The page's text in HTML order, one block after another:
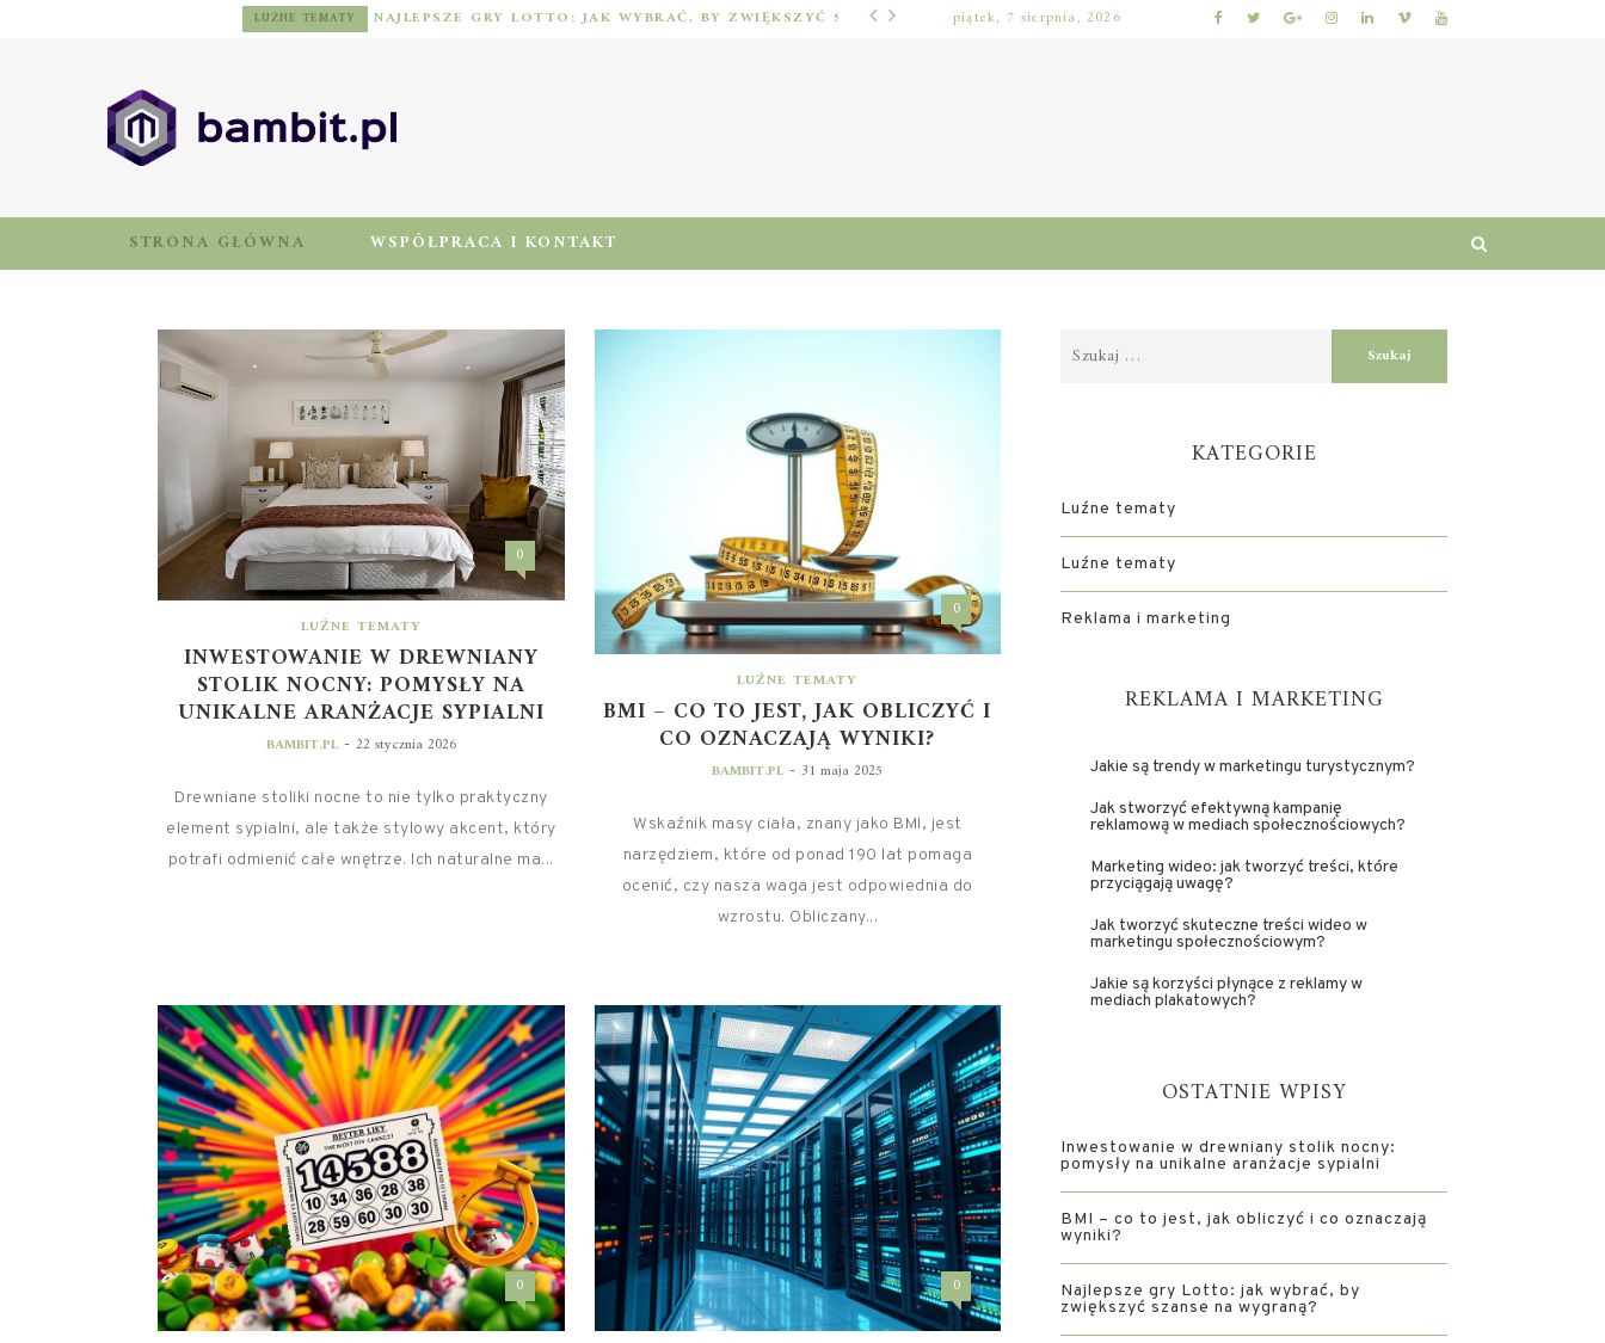
NAJLEPSZE GRY LOTTO: JAK WYBRAĆ, BY ZWIĘKSZYĆ SZANSE NA WYGRANĄ? REKLAMA I MARKETING
piątek, 7 sierpnia, 2026
STRONA GŁÓWNA WSPÓŁPRACA I KONTAKT
0
LUŹNE TEMATY
INWESTOWANIE W DREWNIANY
STOLIK NOCNY: POMYSŁY NA
UNIKALNE ARANŻACJE SYPIALNI
BAMBIT.PL - 22 stycznia 2026
Drewniane stoliki nocne to nie tylko praktyczny
element sypialni, ale także stylowy akcent, który
potrafi odmienić całe wnętrze. Ich naturalne ma...
0
LUŹNE TEMATY
BMI – CO TO JEST, JAK OBLICZYĆ I
CO OZNACZAJĄ WYNIKI?
BAMBIT.PL - 31 maja 2025
Wskaźnik masy ciała, znany jako BMI, jest
narzędziem, które od ponad 190 lat pomaga
ocenić, czy nasza waga jest odpowiednia do
wzrostu. Obliczany...
0 0
KATEGORIE
Luźne tematy
Luźne tematy
Reklama i marketing
REKLAMA I MARKETING
Jakie są trendy w marketingu turystycznym?
Jak stworzyć efektywną kampanię
reklamową w mediach społecznościowych?
Marketing wideo: jak tworzyć treści, które
przyciągają uwagę?
Jak tworzyć skuteczne treści wideo w
marketingu społecznościowym?
Jakie są korzyści płynące z reklamy w
mediach plakatowych?
OSTATNIE WPISY
Inwestowanie w drewniany stolik nocny:
pomysły na unikalne aranżacje sypialni
BMI – co to jest, jak obliczyć i co oznaczają
wyniki?
Najlepsze gry Lotto: jak wybrać, by
zwiększyć szanse na wygraną?